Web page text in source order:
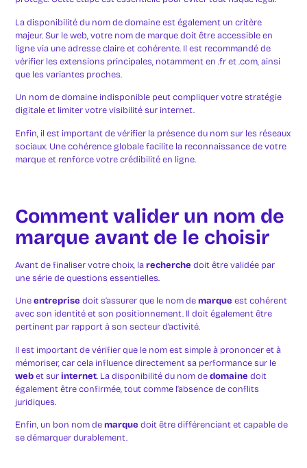
La disponibilité du nom de domaine est également un critère
majeur. Sur le web, votre nom de marque doit être accessible en
ligne via une adresse claire et cohérente. Il est recommandé de
vérifier les extensions principales, notamment en .fr et .com, ainsi
que les variantes proches.
Un nom de domaine indisponible peut compliquer votre stratégie
digitale et limiter votre visibilité sur internet.
Enfin, il est important de vérifier la présence du nom sur les réseaux
sociaux. Une cohérence globale facilite la reconnaissance de votre
marque et renforce votre crédibilité en ligne.
Comment valider un nom de
marque avant de le choisir
Avant de finaliser votre choix, larecherche doit être validée par
une série de questions essentielles.
Uneentreprise doit s’assurer que le nom demarque est cohérent
avec son identité et son positionnement. Il doit également être
pertinent par rapport à son secteur d’activité.
Il est important de vérifier que le nom est simple à prononcer et à
mémoriser, car cela influence directement sa performance sur le
webet surinternet. La disponibilité du nom dedomaine doit
également être confirmée, tout comme l’absence de conflits
juridiques.
Enfin, un bon nom demarque doit être différenciant et capable de
se démarquer durablement.